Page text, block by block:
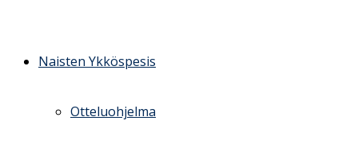
Naisten Ykköspesis
Otteluohjelma